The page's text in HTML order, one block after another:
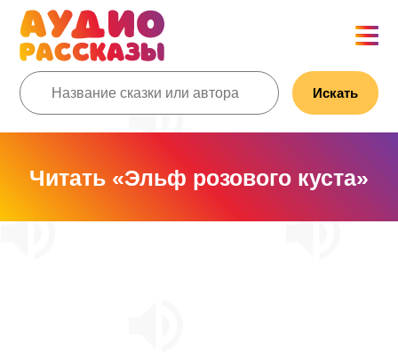
Искать
Читать «Эльф розового куста»